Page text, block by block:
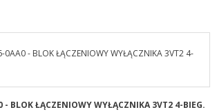
- BLOK ŁĄCZENIOWY WYŁĄCZNIKA 3VT2 4-BIEG.